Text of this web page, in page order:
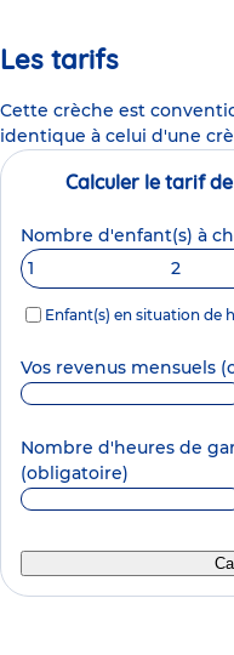
Les tarifs
Cette crèche est
identique à celui d'une
Calculer le tarif
Nombre d'enfant(s) à
1
2
Enfant(s) en situation de
Vos revenus mensuels
Nombre d'heures de
(obligatoire)